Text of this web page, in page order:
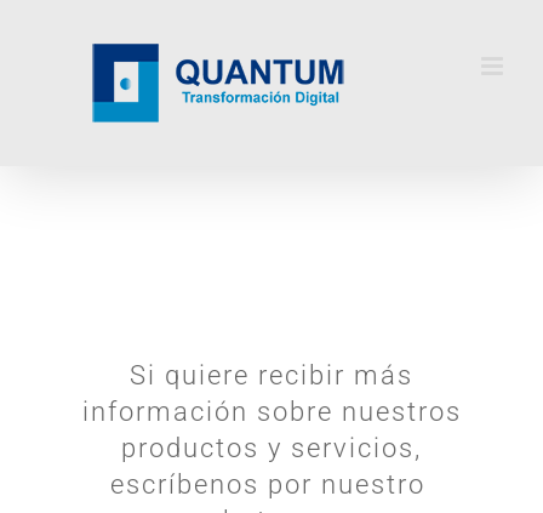
Si quiere recibir más
información sobre nuestros
productos y servicios,
escríbenos por nuestro